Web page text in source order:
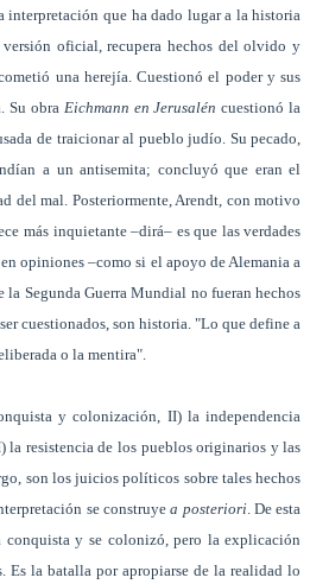
que ha dado lugar a la historia
versión oficial, recupera hechos del olvido y
una herejía. Cuestionó el poder y sus
Su obra Eichmann en Jerusalén cuestionó la
de traicionar al pueblo judío. Su pecado,
a un antisemita; concluyó que eran el
del mal. Posteriormente, Arendt, con motivo
más inquietante –dirá– es que las verdades
opiniones –como si el apoyo de Alemania a
Segunda Guerra Mundial no fueran hechos
cuestionados, son historia. "Lo que define a
o la mentira".
y colonización, II) la independencia
resistencia de los pueblos originarios y las
son los juicios políticos sobre tales hechos
se construyea posteriori . De esta
conquista y se colonizó, pero la explicación
Es la batalla por apropiarse de la realidad lo